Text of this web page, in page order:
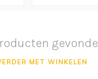
MET WINKELEN